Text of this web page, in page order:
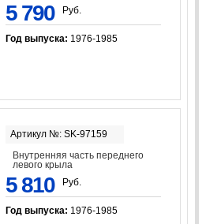
5 790 Руб.
Год выпуска: 1976-1985
Артикул №: SK-97159
Внутренняя часть переднего
левого крыла
5 810 Руб.
Год выпуска: 1976-1985